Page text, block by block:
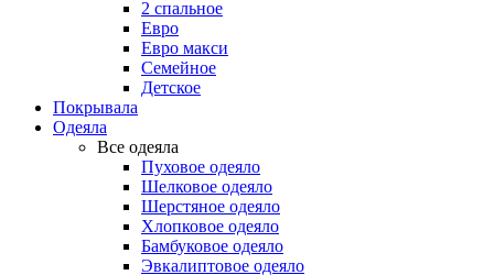
2 спальное
Евро
Евро макси
Семейное
Детское
Покрывала
Одеяла
Все одеяла
Пуховое одеяло
Шелковое одеяло
Шерстяное одеяло
Хлопковое одеяло
Бамбуковое одеяло
Эвкалиптовое одеяло